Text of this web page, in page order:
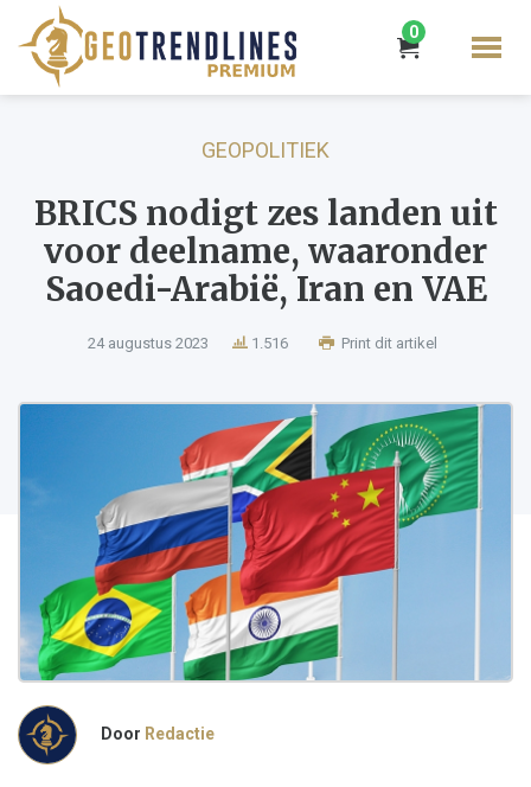
0
GEOPOLITIEK
BRICS nodigt zes landen uit
voor deelname, waaronder
Saoedi-Arabië, Iran en VAE
24 augustus 2023 1.516 Print dit artikel
Door Redactie